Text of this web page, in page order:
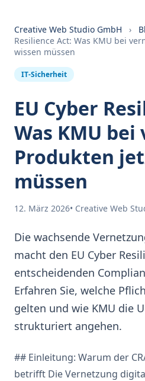
Creative Web Studio GmbH ›
Resilience Act: Was KMU bei
wissen müssen
IT-Sicherheit
EU Cyber
Was KMU
Produkten
müssen
12. März 2026• Creative Web
Die wachsende
macht den EU Cyber
entscheidenden
Erfahren Sie, welche
gelten und wie KMU die
strukturiert angehen.
## Einleitung: Warum der
betrifft Die Vernetzung